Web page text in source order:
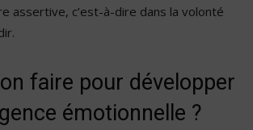
assertive, c’est-à-dire dans la volonté
faire pour développer
émotionnelle ?